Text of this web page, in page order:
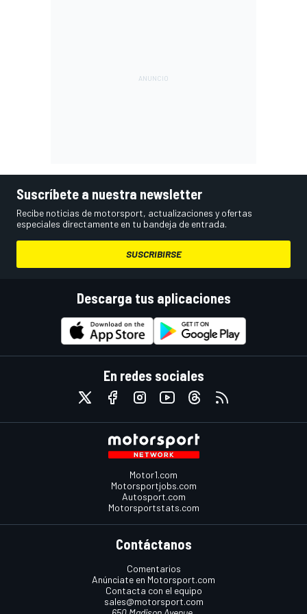
Suscríbete a nuestra newsletter
Recibe noticias de motorsport, actualizaciones y ofertas
especiales directamente en tu bandeja de entrada.
SUSCRIBIRSE
Descarga tus aplicaciones
En redes sociales
Motor1.com
Motorsportjobs.com
Autosport.com
Motorsportstats.com
Contáctanos
Comentarios
Anúnciate en Motorsport.com
Contacta con el equipo
sales@motorsport.com